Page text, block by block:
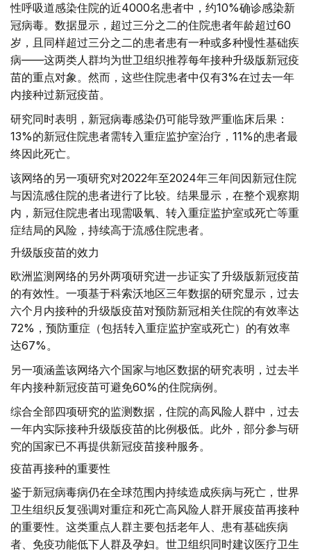
性呼吸道感染住院的近4000名患者中，约10%确诊感染新
冠病毒。数据显示，超过三分之二的住院患者年龄超过60
岁，且同样超过三分之二的患者患有一种或多种慢性基础疾
病——这两类人群均为世卫组织推荐每年接种升级版新冠疫
苗的重点对象。然而，这些住院患者中仅有3%在过去一年
内接种过新冠疫苗。
研究同时表明，新冠病毒感染仍可能导致严重临床后果：
13%的新冠住院患者需转入重症监护室治疗，11%的患者最
终因此死亡。
该网络的另一项研究对2022年至2024年三年间因新冠住院
与因流感住院的患者进行了比较。结果显示，在整个观察期
内，新冠住院患者出现需吸氧、转入重症监护室或死亡等重
症结局的风险，持续高于流感住院患者。
升级版疫苗的效力
欧洲监测网络的另外两项研究进一步证实了升级版新冠疫苗
的有效性。一项基于科索沃地区三年数据的研究显示，过去
六个月内接种的升级版疫苗对预防新冠相关住院的有效率达
72%，预防重症（包括转入重症监护室或死亡）的有效率
达67%。
另一项涵盖该网络六个国家与地区数据的研究表明，过去半
年内接种新冠疫苗可避免60%的住院病例。
综合全部四项研究的监测数据，住院的高风险人群中，过去
一年内实际接种升级版疫苗的比例极低。此外，部分参与研
究的国家已不再提供新冠疫苗接种服务。
疫苗再接种的重要性
鉴于新冠病毒病仍在全球范围内持续造成疾病与死亡，世界
卫生组织反复强调对重症和死亡高风险人群开展疫苗再接种
的重要性。这类重点人群主要包括老年人、患有基础疾病
者、免疫功能低下人群及孕妇。世卫组织同时建议医疗卫生